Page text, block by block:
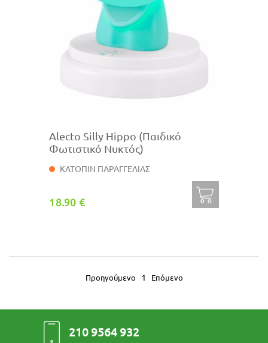
Alecto Silly Hippo (Παιδικό
Φωτιστικό Νυκτός)
ΚΑΤΟΠΙΝ ΠΑΡΑΓΓΕΛΙΑΣ
18.90 €
Προηγούμενο 1 Επόμενο
210 9564 932